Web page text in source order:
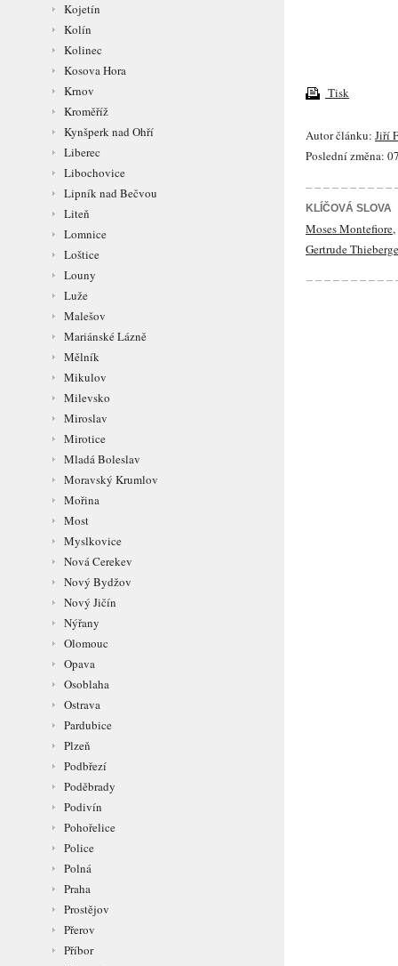
Kojetín
Kolín
Kolinec
Kosova Hora
Krnov
Kroměříž
Kynšperk nad Ohří
Liberec
Libochovice
Lipník nad Bečvou
Liteň
Lomnice
Loštice
Louny
Luže
Malešov
Mariánské Lázně
Mělník
Mikulov
Milevsko
Miroslav
Mirotice
Mladá Boleslav
Moravský Krumlov
Mořina
Most
Myslkovice
Nová Cerekev
Nový Bydžov
Nový Jičín
Nýřany
Olomouc
Opava
Osoblaha
Ostrava
Pardubice
Plzeň
Podbřezí
Poděbrady
Podivín
Pohořelice
Police
Polná
Praha
Prostějov
Přerov
Příbor
Tisk
Autor článku: Jiří
Poslední změna:
KLÍČOVÁ SLOVA
Moses Montefiore,
Gertrude